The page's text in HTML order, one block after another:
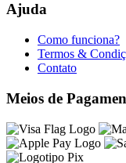
Ajuda
Como funciona?
Termos &
Contato
Meios de